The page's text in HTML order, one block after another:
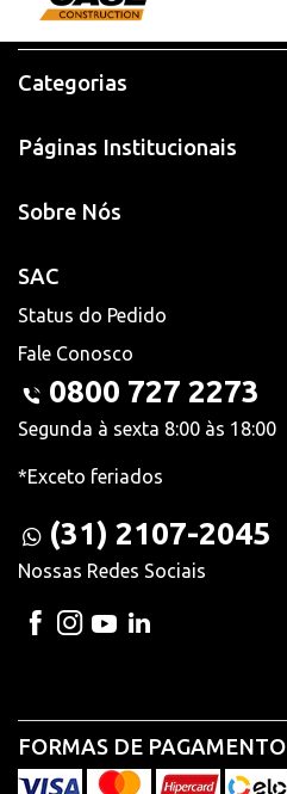
Categorias
Páginas Institucionais
Sobre Nós
SAC
Status do Pedido
Fale Conosco
0800 727 2273
Segunda à sexta 8:00 às 18:00
*Exceto feriados
(31) 2107-2045
Nossas Redes Sociais
FORMAS DE PAGAMENTO